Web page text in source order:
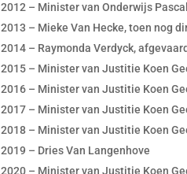
2012 – Minister van Onderwijs
2013 – Mieke Van Hecke, toen nog
2014 – Raymonda Verdyck,
2015 – Minister van Justitie Koen
2016 – Minister van Justitie Koen
2017 – Minister van Justitie Koen
2018 – Minister van Justitie Koen
2019 – Dries Van Langenhove
2020 – Minister van Justitie Koen